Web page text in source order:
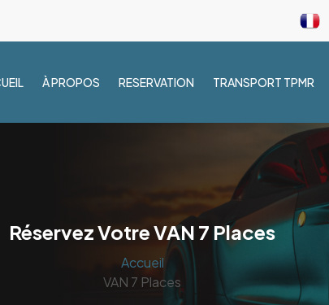
À PROPOS RESERVATION TRANSPORT TPMR
Réservez Votre VAN 7 Places
Accueil
VAN 7 Places